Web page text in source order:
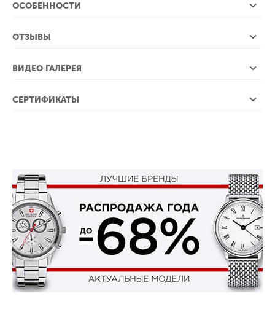
ОСОБЕННОСТИ
ОТЗЫВЫ
ВИДЕО ГАЛЕРЕЯ
СЕРТИФИКАТЫ